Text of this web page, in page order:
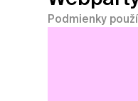
Podmienky